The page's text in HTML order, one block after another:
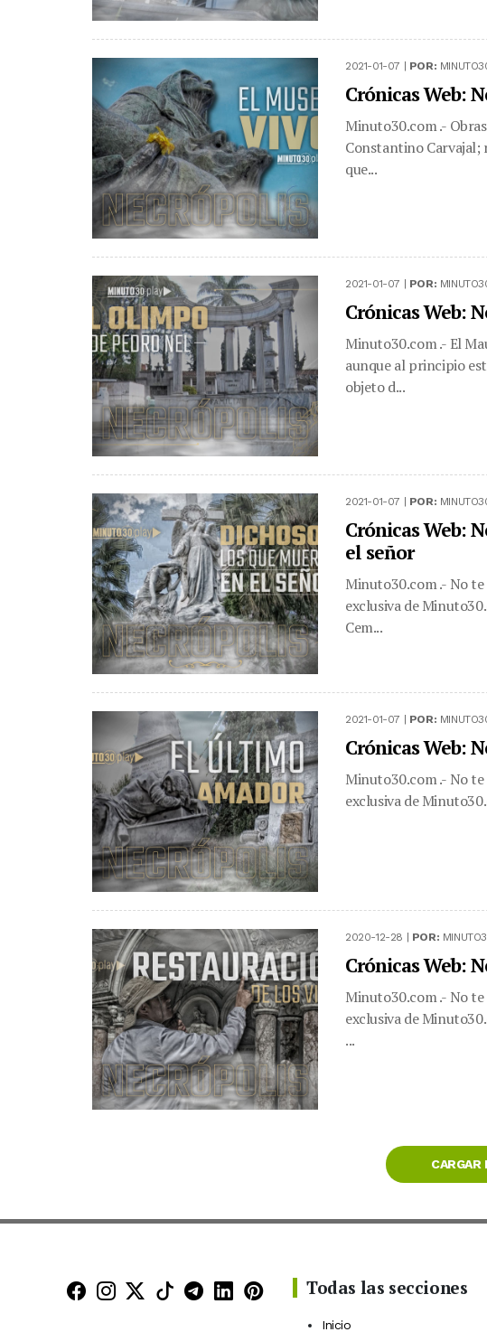
2021-01-07 | POR:
Crónicas Web:
Minuto30.com .-
Constantino Carvajal;
que...
2021-01-07 | POR:
Crónicas Web:
Minuto30.com .- El
aunque al principio
objeto d...
2021-01-07 | POR:
Crónicas Web:
el señor
Minuto30.com .- No
exclusiva de
Cem...
2021-01-07 | POR:
Crónicas Web:
Minuto30.com .- No
exclusiva de
2020-12-28 | POR:
Crónicas Web:
Minuto30.com .- No
exclusiva de
...
CARGAR
Minuto30 en Facebook
Minuto30 en Instagram
Minuto30 en X (Twitter)
Minuto30 en TikTok
Canal de Minuto30 en Telegram
Minuto30 en LinkedIn
Minuto30 en Pinterest
Todas las secciones
Inicio